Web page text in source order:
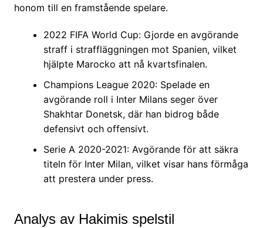
honom till en framstående spelare.
2022 FIFA World Cup: Gjorde en avgörande
straff i straffläggningen mot Spanien, vilket
hjälpte Marocko att nå kvartsfinalen.
Champions League 2020: Spelade en
avgörande roll i Inter Milans seger över
Shakhtar Donetsk, där han bidrog både
defensivt och offensivt.
Serie A 2020-2021: Avgörande för att säkra
titeln för Inter Milan, vilket visar hans förmåga
att prestera under press.
Analys av Hakimis spelstil